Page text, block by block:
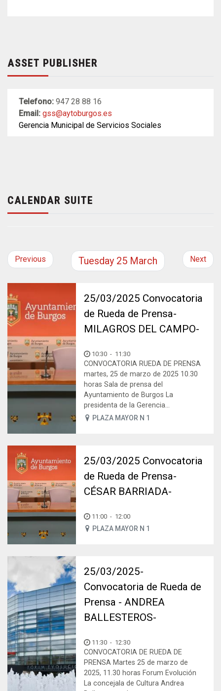
ASSET PUBLISHER
Telefono: 947 28 88 16
Email: gss@aytoburgos.es
Gerencia Municipal de Servicios Sociales
CALENDAR SUITE
Previous Tuesday 25 March Next
25/03/2025 Convocatoria
de Rueda de Prensa-
MILAGROS DEL CAMPO-
10:30 - 11:30
CONVOCATORIA RUEDA DE PRENSA
martes, 25 de marzo de 2025 10.30
horas Sala de prensa del
Ayuntamiento de Burgos La
presidenta de la Gerencia...
PLAZA MAYOR N 1
25/03/2025 Convocatoria
de Rueda de Prensa-
CÉSAR BARRIADA-
11:00 - 12:00
PLAZA MAYOR N 1
25/03/2025-
Convocatoria de Rueda de
Prensa - ANDREA
BALLESTEROS-
11:30 - 12:30
CONVOCATORIA DE RUEDA DE
PRENSA Martes 25 de marzo de
2025, 11.30 horas Forum Evolución
La concejala de Cultura Andrea